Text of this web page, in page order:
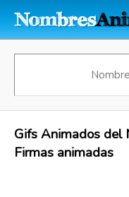
Gifs Animados del
Firmas animadas